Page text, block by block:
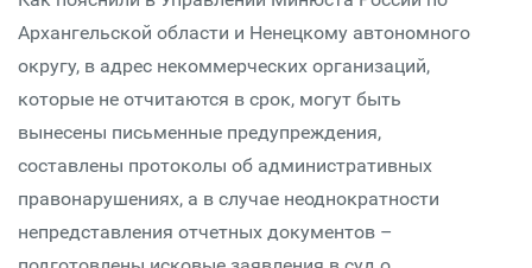
Архангельской области и Ненецкому автономного
округу, в адрес некоммерческих организаций,
которые не отчитаются в срок, могут быть
вынесены письменные предупреждения,
составлены протоколы об административных
правонарушениях, а в случае неоднократности
непредставления отчетных документов –